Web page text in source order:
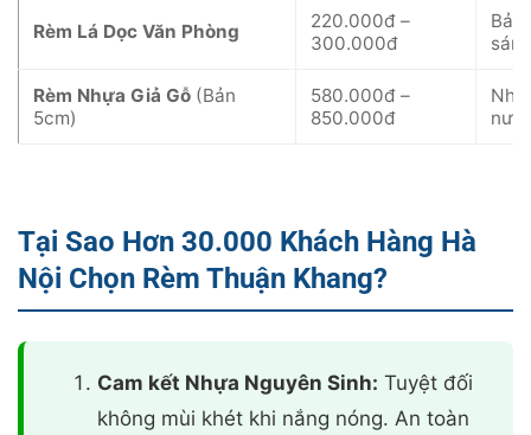
Rèm Lá Dọc Văn Phòng
220.000đ –
300.000đ
Bản
Rèm Nhựa Giả Gỗ (Bản
5cm)
580.000đ –
850.000đ
Tại Sao Hơn 30.000 Khách Hàng Hà
Nội Chọn Rèm Thuận Khang?
Cam kết Nhựa Nguyên Sinh: Tuyệt đối
không mùi khét khi nắng nóng. An toàn